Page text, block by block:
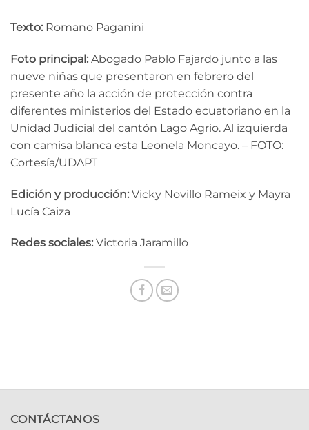
Texto: Romano Paganini
Foto principal: Abogado Pablo Fajardo junto a las
nueve niñas que presentaron en febrero del
presente año la acción de protección contra
diferentes ministerios del Estado ecuatoriano en la
Unidad Judicial del cantón Lago Agrio. Al izquierda
con camisa blanca esta Leonela Moncayo. – FOTO:
Cortesía/UDAPT
Edición y producción: Vicky Novillo Rameix y Mayra
Lucía Caiza
Redes sociales: Victoria Jaramillo
CONTÁCTANOS